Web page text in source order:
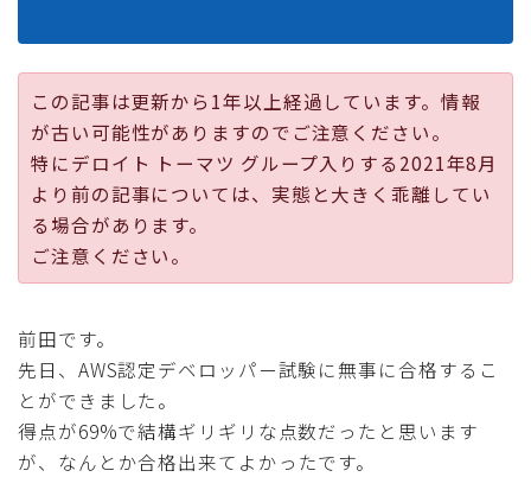
公式ページ
この記事は更新から1年以上経過しています。情報
が古い可能性がありますのでご注意ください。
特にデロイト トーマツ グループ入りする2021年8月
より前の記事については、実態と大きく乖離してい
る場合があります。
ご注意ください。
前田です。
先日、AWS認定デベロッパー試験に無事に合格するこ
とができました。
得点が69%で結構ギリギリな点数だったと思います
が、なんとか合格出来てよかったです。